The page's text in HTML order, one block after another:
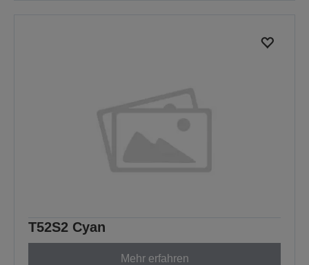
T52S2 Cyan
Mehr erfahren